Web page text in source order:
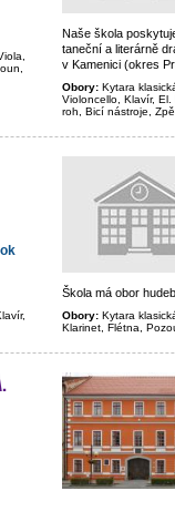
Naše škola
taneční a literárně
v Kamenici (okres
Obory: Kytara
Violoncello, Klavír,
roh, Bicí nástroje,
Škola má obor
Obory: Kytara
Klarinet, Flétna,